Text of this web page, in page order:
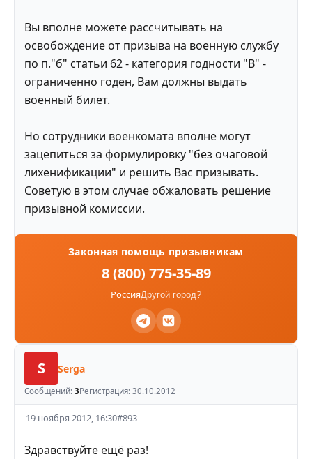
Вы вполне можете рассчитывать на
освобождение от призыва на военную службу
по п."б" статьи 62 - категория годности "В" -
ограниченно годен, Вам должны выдать
военный билет.
Но сотрудники военкомата вполне могут
зацепиться за формулировку "без очаговой
лихенификации" и решить Вас призывать.
Советую в этом случае обжаловать решение
призывной комиссии.
Законная помощь призывникам
8 (800) 775-35-89
РоссияДругой город?
S Serga
Сообщений: 3Регистрация: 30.10.2012
19 ноября 2012, 16:30#893
Здравствуйте ещё раз!